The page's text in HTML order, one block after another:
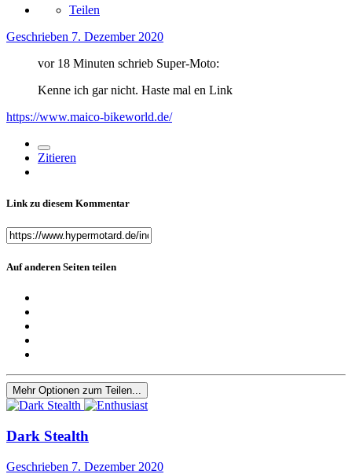
Teilen
Geschrieben 7. Dezember 2020
vor 18 Minuten schrieb Super-Moto:
Kenne ich gar nicht. Haste mal en Link
https://www.maico-bikeworld.de/
Zitieren
Link zu diesem Kommentar
Auf anderen Seiten teilen
Mehr Optionen zum Teilen...
Dark Stealth
Geschrieben 7. Dezember 2020